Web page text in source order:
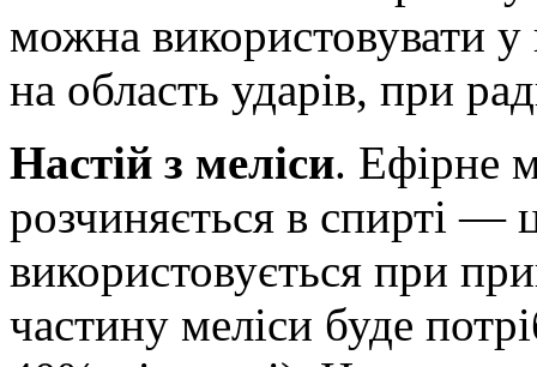
можна використовувати
на область ударів, при
Настій з меліси. Ефірне
розчиняється в спирті —
використовується при
частину меліси буде